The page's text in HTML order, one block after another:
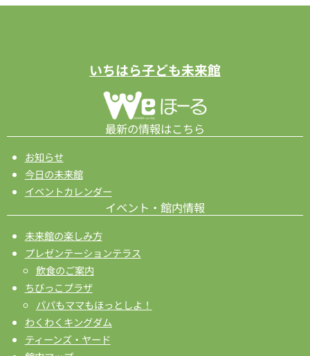
いちはら子ども未来館
最新の情報はこちら
お知らせ
今日の未来館
イベントカレンダー
イベント・館内情報
未来館の楽しみ方
プレゼンテーションテラス
飲食のご案内
ちびっこプラザ
パパもママもほっとしよ！
わくわくキングダム
ティーンズ・ヤード